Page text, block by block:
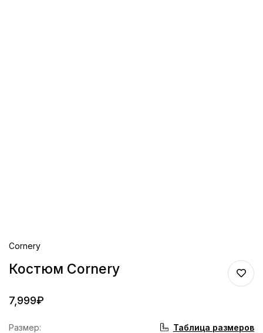
Cornery
Костюм Cornery
7,999₽
Размер: Таблица размеров